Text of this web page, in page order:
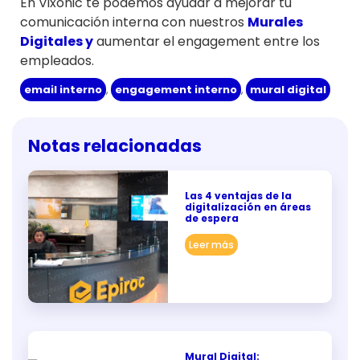
comunicación interna con nuestros Murales
Digitales yaumentar el engagement entre los
empleados.
email interno , engagement interno , mural digital
Notas relacionadas
Las 4 ventajas de la
digitalización en áreas
de espera
Leer más
Mural Digital: